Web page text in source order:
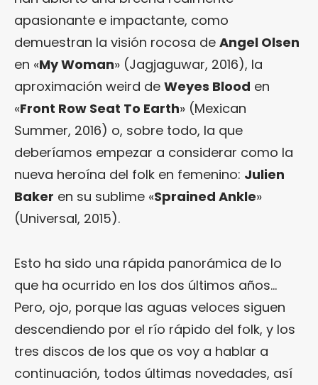
apasionante e impactante, como
demuestran la visión rocosa de Angel Olsen
en «My Woman» (Jagjaguwar, 2016), la
aproximación weird de Weyes Blood en
«Front Row Seat To Earth» (Mexican
Summer, 2016) o, sobre todo, la que
deberíamos empezar a considerar como la
nueva heroína del folk en femenino: Julien
Baker en su sublime «Sprained Ankle»
(Universal, 2015).
Esto ha sido una rápida panorámica de lo
que ha ocurrido en los dos últimos años…
Pero, ojo, porque las aguas veloces siguen
descendiendo por el río rápido del folk, y los
tres discos de los que os voy a hablar a
continuación, todos últimas novedades, así